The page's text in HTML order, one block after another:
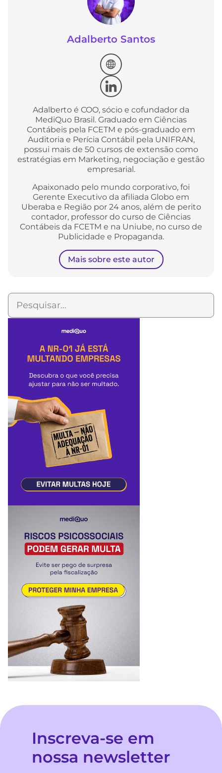
Adalberto Santos
Adalberto é COO, sócio e cofundador da
MediQuo Brasil. Graduado em Ciências
Contábeis pela FCETM e pós-graduado em
Auditoria e Perícia Contábil pela UNIFRAN,
possui mais de 50 cursos de extensão como
estratégias em Marketing, negociação e gestão
empresarial.
Apaixonado pelo mundo corporativo, foi
Gerente Executivo da afiliada Globo em
Uberaba e Região por 24 anos, além de perito
contador, professor do curso de Ciências
Contábeis da FCETM e na Uniube, no curso de
Publicidade e Propaganda.
Mais sobre este autor
Inscreva-se em
nossa newsletter